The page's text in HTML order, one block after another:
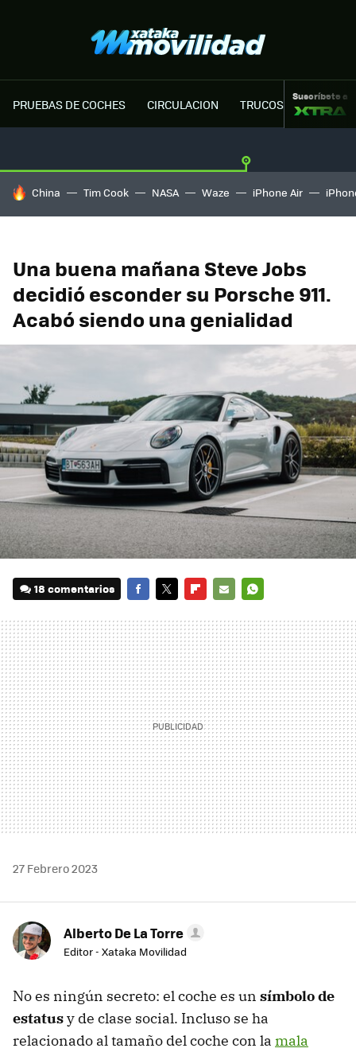
PRUEBAS DE COCHES CIRCULACION TRUCOS MOTOR
Suscríbete a
HOY SE HABLA DE
China Tim Cook NASA Waze iPhone Air
Una buena mañana Steve Jobs
decidió esconder su Porsche 911.
Acabó siendo una genialidad
18 comentarios
MAIL
27 Febrero 2023
Alberto De La Torre
Editor - Xataka Movilidad
No es ningún secreto: el coche es un símbolo de
estatusy de clase social. Incluso se ha
relacionado al tamaño del coche con la mala